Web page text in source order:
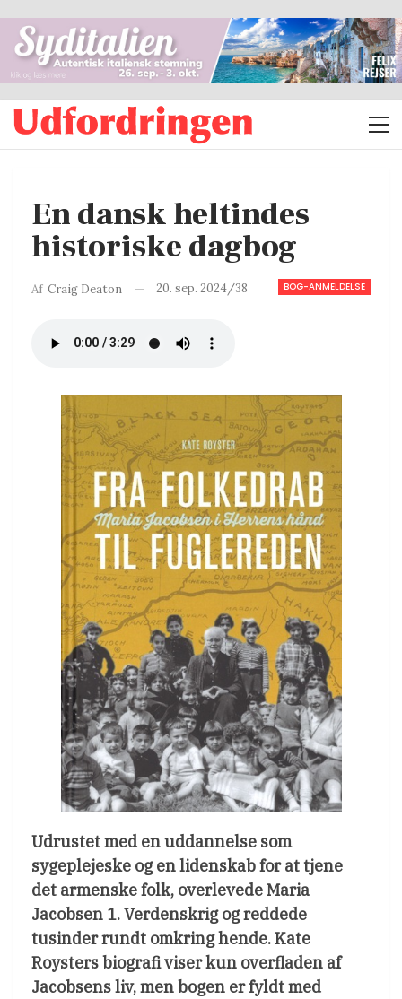
En dansk heltindes
historiske dagbog
BOG-ANMELDELSE
Af Craig Deaton 20. sep. 2024/38
Udrustet med en uddannelse som
sygeplejeske og en lidenskab for at tjene
det armenske folk, overlevede Maria
Jacobsen 1. Verdenskrig og reddede
tusinder rundt omkring hende. Kate
Roysters biografi viser kun overfladen af
Jacobsens liv, men bogen er fyldt med